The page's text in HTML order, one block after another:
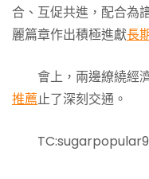
合、互促共進，配合為
麗篇章作出積極進獻長
會上，兩邊繚繞經
推薦止了深刻交通。